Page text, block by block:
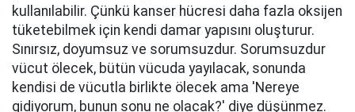
kullanılabilir. Çünkü kanser hücresi daha fazla oksijen
tüketebilmek için kendi damar yapısını oluşturur.
Sınırsız, doyumsuz ve sorumsuzdur. Sorumsuzdur
vücut ölecek, bütün vücuda yayılacak, sonunda
kendisi de vücutla birlikte ölecek ama 'Nereye
gidiyorum, bunun sonu ne olacak?' diye düşünmez.